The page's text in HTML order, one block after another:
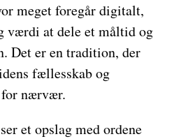
meget foregår digitalt,
værdi at dele et måltid og
Det er en tradition, der
fællesskab og
for nærvær.
et opslag med ordene